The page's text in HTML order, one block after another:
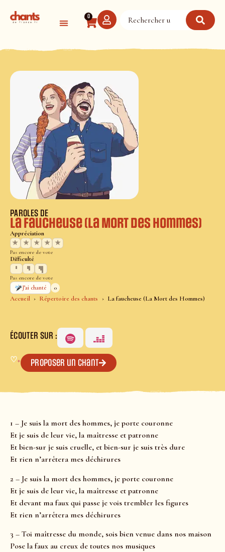
0
Accueil Répertoire des chants La faucheuse (La Mort des Hommes)
PAROLES DE
La faucheuse (La Mort des Hommes)
Appréciation
★
★ ★ ★ ★
Pas encore de vote
Difficulté
Pas encore de vote
J’ai chanté
0
ÉCOUTER SUR :
♡+ Proposer un chant
1 – Je suis la mort des hommes, je porte couronne
Et je suis de leur vie, la maîtresse et patronne
Et bien-sur je suis cruelle, et bien-sur je suis très dure
Et rien n’arrêtera mes déchirures
2 – Je suis la mort des hommes, je porte couronne
Et je suis de leur vie, la maîtresse et patronne
Et devant ma faux qui passe je vois trembler les figures
Et rien n’arrêtera mes déchirures
3 – Toi maîtresse du monde, sois bien venue dans nos maison
Pose la faux au creux de toutes nos musiques